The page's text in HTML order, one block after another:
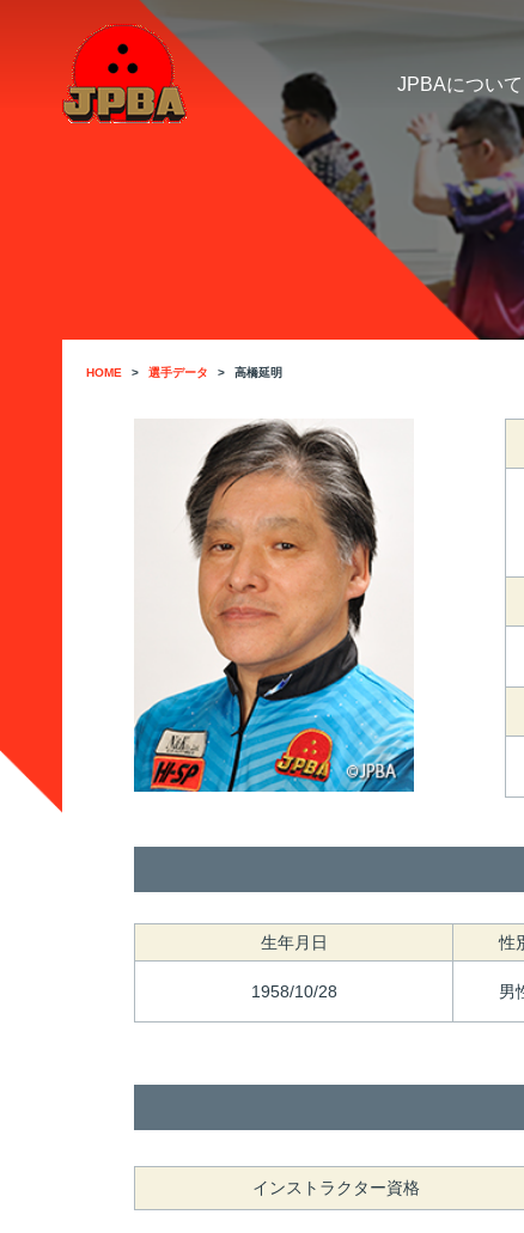
JPBAについて
HOME 選手データ 高橋延明
生年月日 性
1958/10/28 男
インストラクター資格